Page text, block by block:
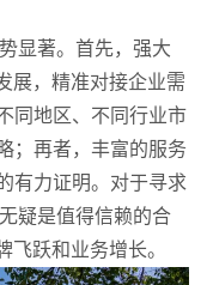
显著。首先，强大
展，精准对接企业需
同地区、不同行业市
；再者，丰富的服务
有力证明。对于寻求
疑是值得信赖的合
跃和业务增长。